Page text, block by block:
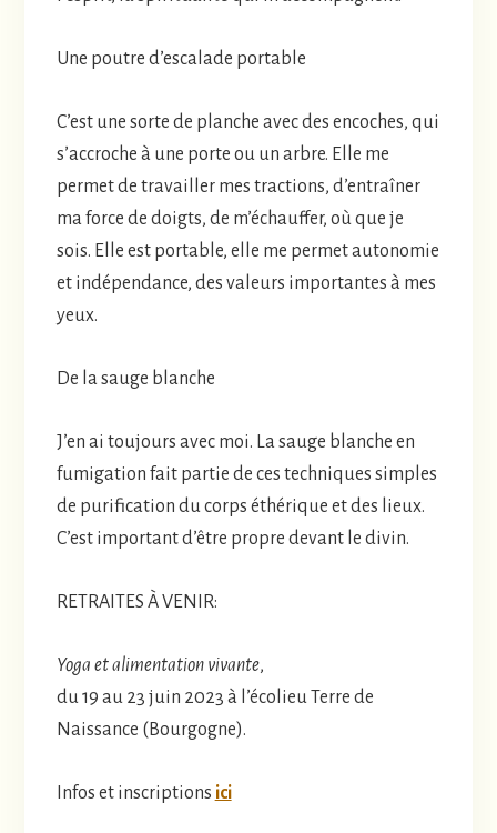
Une poutre d’escalade portable
C’est une sorte de planche avec des encoches, qui
s’accroche à une porte ou un arbre. Elle me
permet de travailler mes tractions, d’entraîner
ma force de doigts, de m’échauffer, où que je
sois. Elle est portable, elle me permet autonomie
et indépendance, des valeurs importantes à mes
yeux.
De la sauge blanche
J’en ai toujours avec moi. La sauge blanche en
fumigation fait partie de ces techniques simples
de purification du corps éthérique et des lieux.
C’est important d’être propre devant le divin.
RETRAITES À VENIR:
Yoga et alimentation vivante,
du 19 au 23 juin 2023 à l’écolieu Terre de
Naissance (Bourgogne).
Infos et inscriptions ici